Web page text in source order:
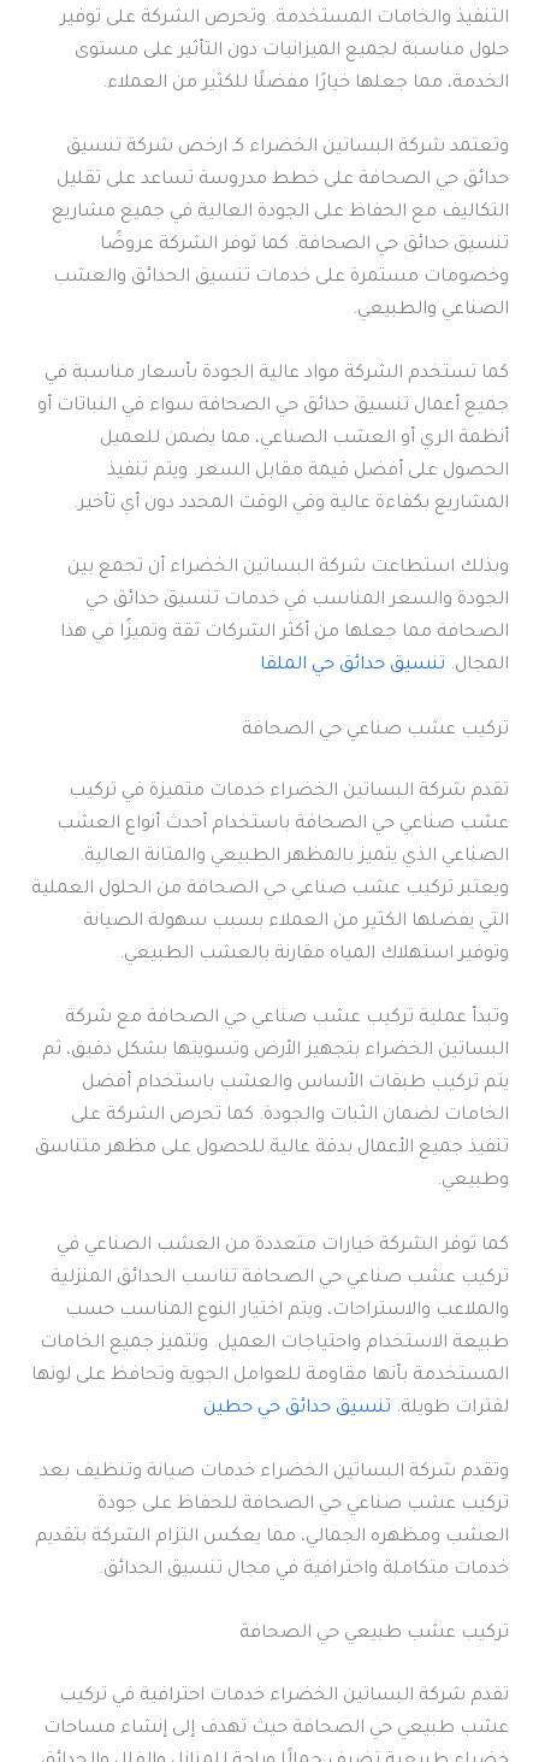
التنفيذ والخامات المستخدمة. وتحرص الشركة على توفير
حلول مناسبة لجميع الميزانيات دون التأثير على مستوى
الخدمة، مما جعلها خيارًا مفضلًا للكثير من العملاء.
وتعتمد شركة البساتين الخضراء كـ ارخص شركة تنسيق
حدائق حي الصحافة على خطط مدروسة تساعد على تقليل
التكاليف مع الحفاظ على الجودة العالية في جميع مشاريع
تنسيق حدائق حي الصحافة. كما توفر الشركة عروضًا
وخصومات مستمرة على خدمات تنسيق الحدائق والعشب
الصناعي والطبيعي.
كما تستخدم الشركة مواد عالية الجودة بأسعار مناسبة في
جميع أعمال تنسيق حدائق حي الصحافة سواء في النباتات أو
أنظمة الري أو العشب الصناعي، مما يضمن للعميل
الحصول على أفضل قيمة مقابل السعر. ويتم تنفيذ
المشاريع بكفاءة عالية وفي الوقت المحدد دون أي تأخير.
وبذلك استطاعت شركة البساتين الخضراء أن تجمع بين
الجودة والسعر المناسب في خدمات تنسيق حدائق حي
الصحافة مما جعلها من أكثر الشركات ثقة وتميزًا في هذا
المجال. تنسيق حدائق حي الملقا
تركيب عشب صناعي حي الصحافة
تقدم شركة البساتين الخضراء خدمات متميزة في تركيب
عشب صناعي حي الصحافة باستخدام أحدث أنواع العشب
الصناعي الذي يتميز بالمظهر الطبيعي والمتانة العالية.
ويعتبر تركيب عشب صناعي حي الصحافة من الحلول العملية
التي يفضلها الكثير من العملاء بسبب سهولة الصيانة
وتوفير استهلاك المياه مقارنة بالعشب الطبيعي.
وتبدأ عملية تركيب عشب صناعي حي الصحافة مع شركة
البساتين الخضراء بتجهيز الأرض وتسويتها بشكل دقيق، ثم
يتم تركيب طبقات الأساس والعشب باستخدام أفضل
الخامات لضمان الثبات والجودة. كما تحرص الشركة على
تنفيذ جميع الأعمال بدقة عالية للحصول على مظهر متناسق
وطبيعي.
كما توفر الشركة خيارات متعددة من العشب الصناعي في
تركيب عشب صناعي حي الصحافة تناسب الحدائق المنزلية
والملاعب والاستراحات، ويتم اختيار النوع المناسب حسب
طبيعة الاستخدام واحتياجات العميل. وتتميز جميع الخامات
المستخدمة بأنها مقاومة للعوامل الجوية وتحافظ على لونها
لفترات طويلة. تنسيق حدائق حي حطين
وتقدم شركة البساتين الخضراء خدمات صيانة وتنظيف بعد
تركيب عشب صناعي حي الصحافة للحفاظ على جودة
العشب ومظهره الجمالي، مما يعكس التزام الشركة بتقديم
خدمات متكاملة واحترافية في مجال تنسيق الحدائق.
تركيب عشب طبيعي حي الصحافة
تقدم شركة البساتين الخضراء خدمات احترافية في تركيب
عشب طبيعي حي الصحافة حيث تهدف إلى إنشاء مساحات